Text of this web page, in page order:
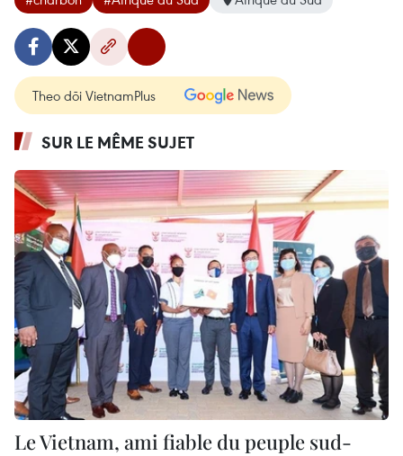
Theo dõi VietnamPlus
SUR LE MÊME SUJET
Le Vietnam, ami fiable du peuple sud-